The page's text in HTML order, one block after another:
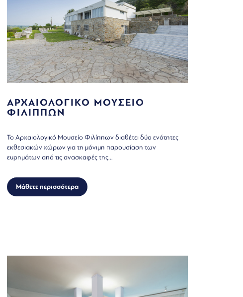
ΑΡΧΑΙΟΛΟΓΙΚΟ ΜΟΥΣΕΙΟ
ΦΙΛΙΠΠΩΝ
Το Αρχαιολογικό Μουσείο Φιλίππων διαθέτει δύο ενότητες
εκθεσιακών χώρων για τη μόνιμη παρουσίαση των
ευρημάτων από τις ανασκαφές της...
Μάθετε περισσότερα